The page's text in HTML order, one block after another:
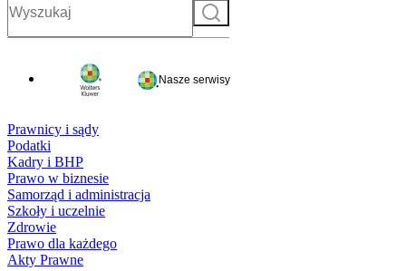
Szukaj
Nasze serwisy
Prawnicy i sądy
Podatki
Kadry i BHP
Prawo w biznesie
Samorząd i administracja
Szkoły i uczelnie
Zdrowie
Prawo dla każdego
Akty Prawne